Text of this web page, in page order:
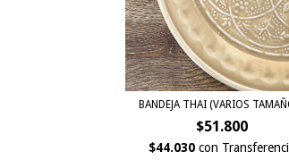
BANDEJA THAI (VARIOS
$51.800
$44.030 con